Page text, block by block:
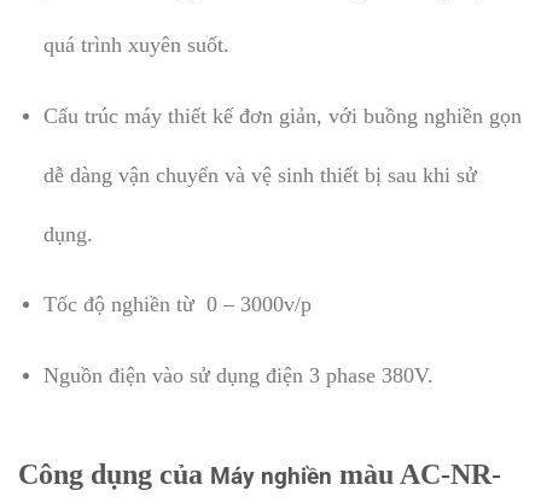
quá trình xuyên suốt.
Cấu trúc máy thiết kế đơn giản, với buồng nghiền gọn
dễ dàng vận chuyển và vệ sinh thiết bị sau khi sử
dụng.
Tốc độ nghiền từ 0 – 3000v/p
Nguồn điện vào sử dụng điện 3 phase 380V.
Công dụng của Máy nghiền màu AC-NR-